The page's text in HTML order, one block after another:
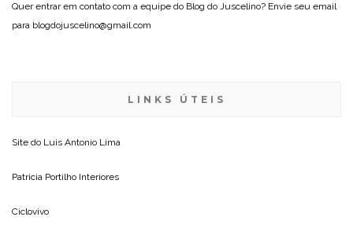
Quer entrar em contato com a equipe do Blog do Juscelino? Envie seu email
para blogdojuscelino@gmail.com
LINKS ÚTEIS
Site do Luis Antonio Lima
Patricia Portilho Interiores
Ciclovivo